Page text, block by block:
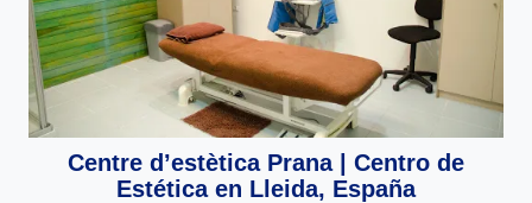
Centre d’estètica Prana | Centro de
Estética en Lleida, España